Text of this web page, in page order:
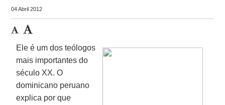
04 Abril 2012
Ele é um dos teólogos
mais importantes do
século XX. O
dominicano peruano
explica por que